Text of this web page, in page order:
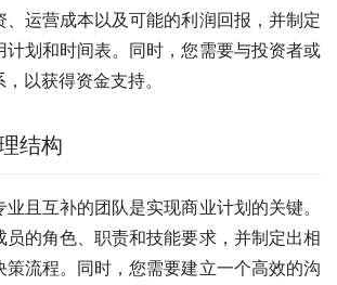
、运营成本以及可能的利润回报，并制定
计划和时间表。同时，您需要与投资者或
以获得资金支持。
结构
且互补的团队是实现商业计划的关键。
员的角色、职责和技能要求，并制定出相
策流程。同时，您需要建立一个高效的沟